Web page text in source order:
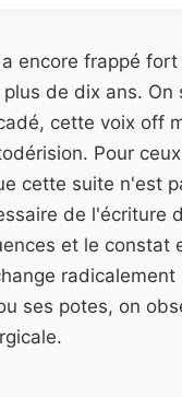
encore frappé
de dix ans.
cette voix off
Pour
cette suite n'est
de l'écriture
et le constat
ses potes, on